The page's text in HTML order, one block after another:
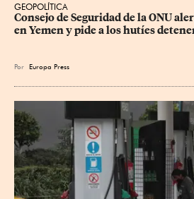
GEOPOLÍTICA
Consejo de Seguridad de la ONU
en Yemen y pide a los hutíes
Por Europa Press